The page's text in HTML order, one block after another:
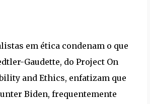
em ética condenam o que
Gaudette, do Project On
and Ethics, enfatizam que
Biden, frequentemente